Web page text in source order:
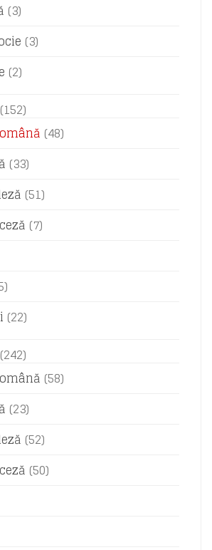
(3)
(3)
(2)
(152)
(48)
(33)
(51)
(7)
(22)
(242)
(58)
(23)
(52)
(50)